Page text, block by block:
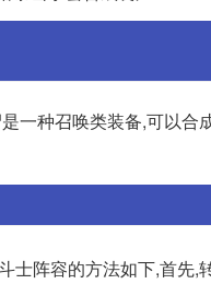
一种召唤类装备,可以
士阵容的方法如下,首先,